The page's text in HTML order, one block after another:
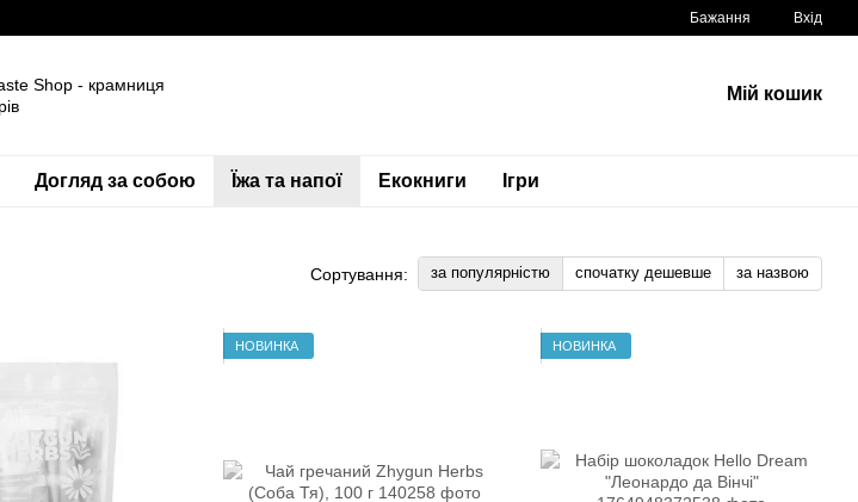
Бажання Вхід
Мій кошик
Догляд за собою Їжа та напої Екокниги Ігри
Сортування: за популярністю спочатку дешевше за назвою
НОВИНКА НОВИНКА